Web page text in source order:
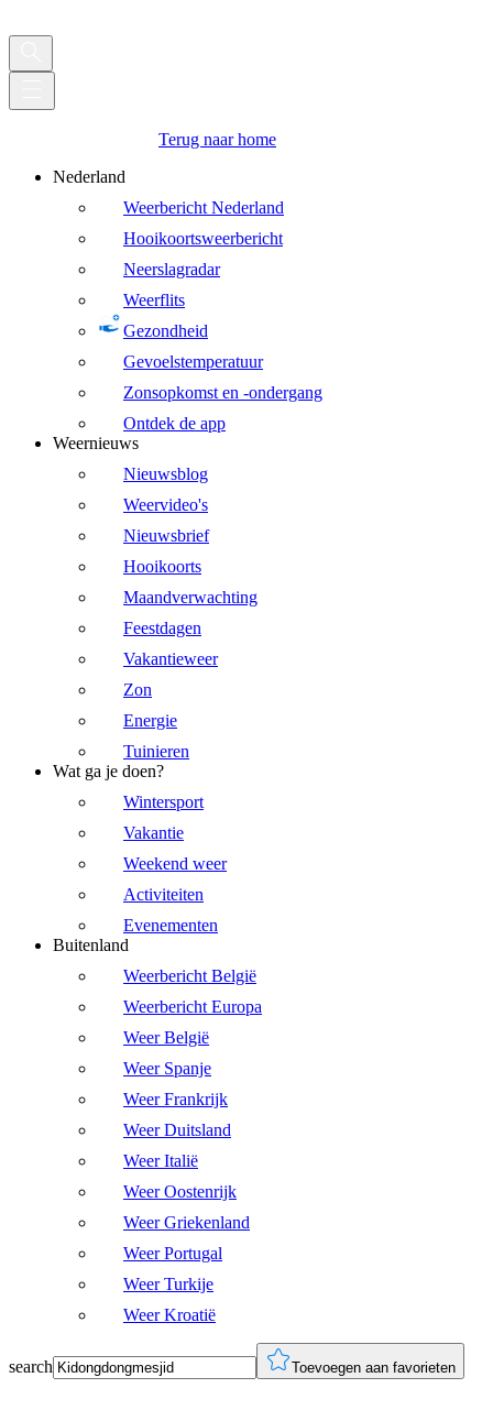
Terug naar home
Nederland
Weerbericht Nederland
Hooikoortsweerbericht
Neerslagradar
Weerflits
Gezondheid
Gevoelstemperatuur
Zonsopkomst en -ondergang
Ontdek de app
Weernieuws
Nieuwsblog
Weervideo's
Nieuwsbrief
Hooikoorts
Maandverwachting
Feestdagen
Vakantieweer
Zon
Energie
Tuinieren
Wat ga je doen?
Wintersport
Vakantie
Weekend weer
Activiteiten
Evenementen
Buitenland
Weerbericht België
Weerbericht Europa
Weer België
Weer Spanje
Weer Frankrijk
Weer Duitsland
Weer Italië
Weer Oostenrijk
Weer Griekenland
Weer Portugal
Weer Turkije
Weer Kroatië
search Toevoegen aan favorieten